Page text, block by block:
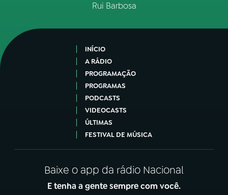
Rui Barbosa
INÍCIO
A RÁDIO
PROGRAMAÇÃO
PROGRAMAS
PODCASTS
VIDEOCASTS
ÚLTIMAS
FESTIVAL DE MÚSICA
Baixe o app da rádio Nacional
E tenha a gente sempre com você.